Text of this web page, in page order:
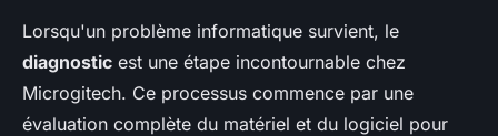
Lorsqu'un problème informatique survient, le
diagnostic est une étape incontournable chez
Microgitech. Ce processus commence par une
évaluation complète du matériel et du logiciel pour